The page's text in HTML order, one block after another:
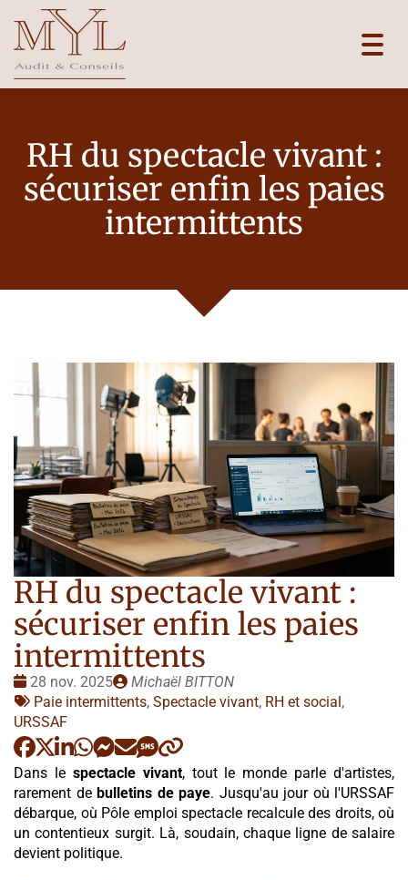
RH du spectacle vivant :
sécuriser enfin les paies
intermittents
RH du spectacle vivant :
sécuriser enfin les paies
intermittents
Date
:
28 nov. 2025
Publié
par
Michaël BITTON
Tags
:
Paie intermittents, Spectacle vivant, RH et social,
URSSAF
Dans le spectacle vivant, tout le monde parle d'artistes,
rarement de bulletins de paye. Jusqu'au jour où l'URSSAF
débarque, où Pôle emploi spectacle recalcule des droits, où
un contentieux surgit. Là, soudain, chaque ligne de salaire
devient politique.